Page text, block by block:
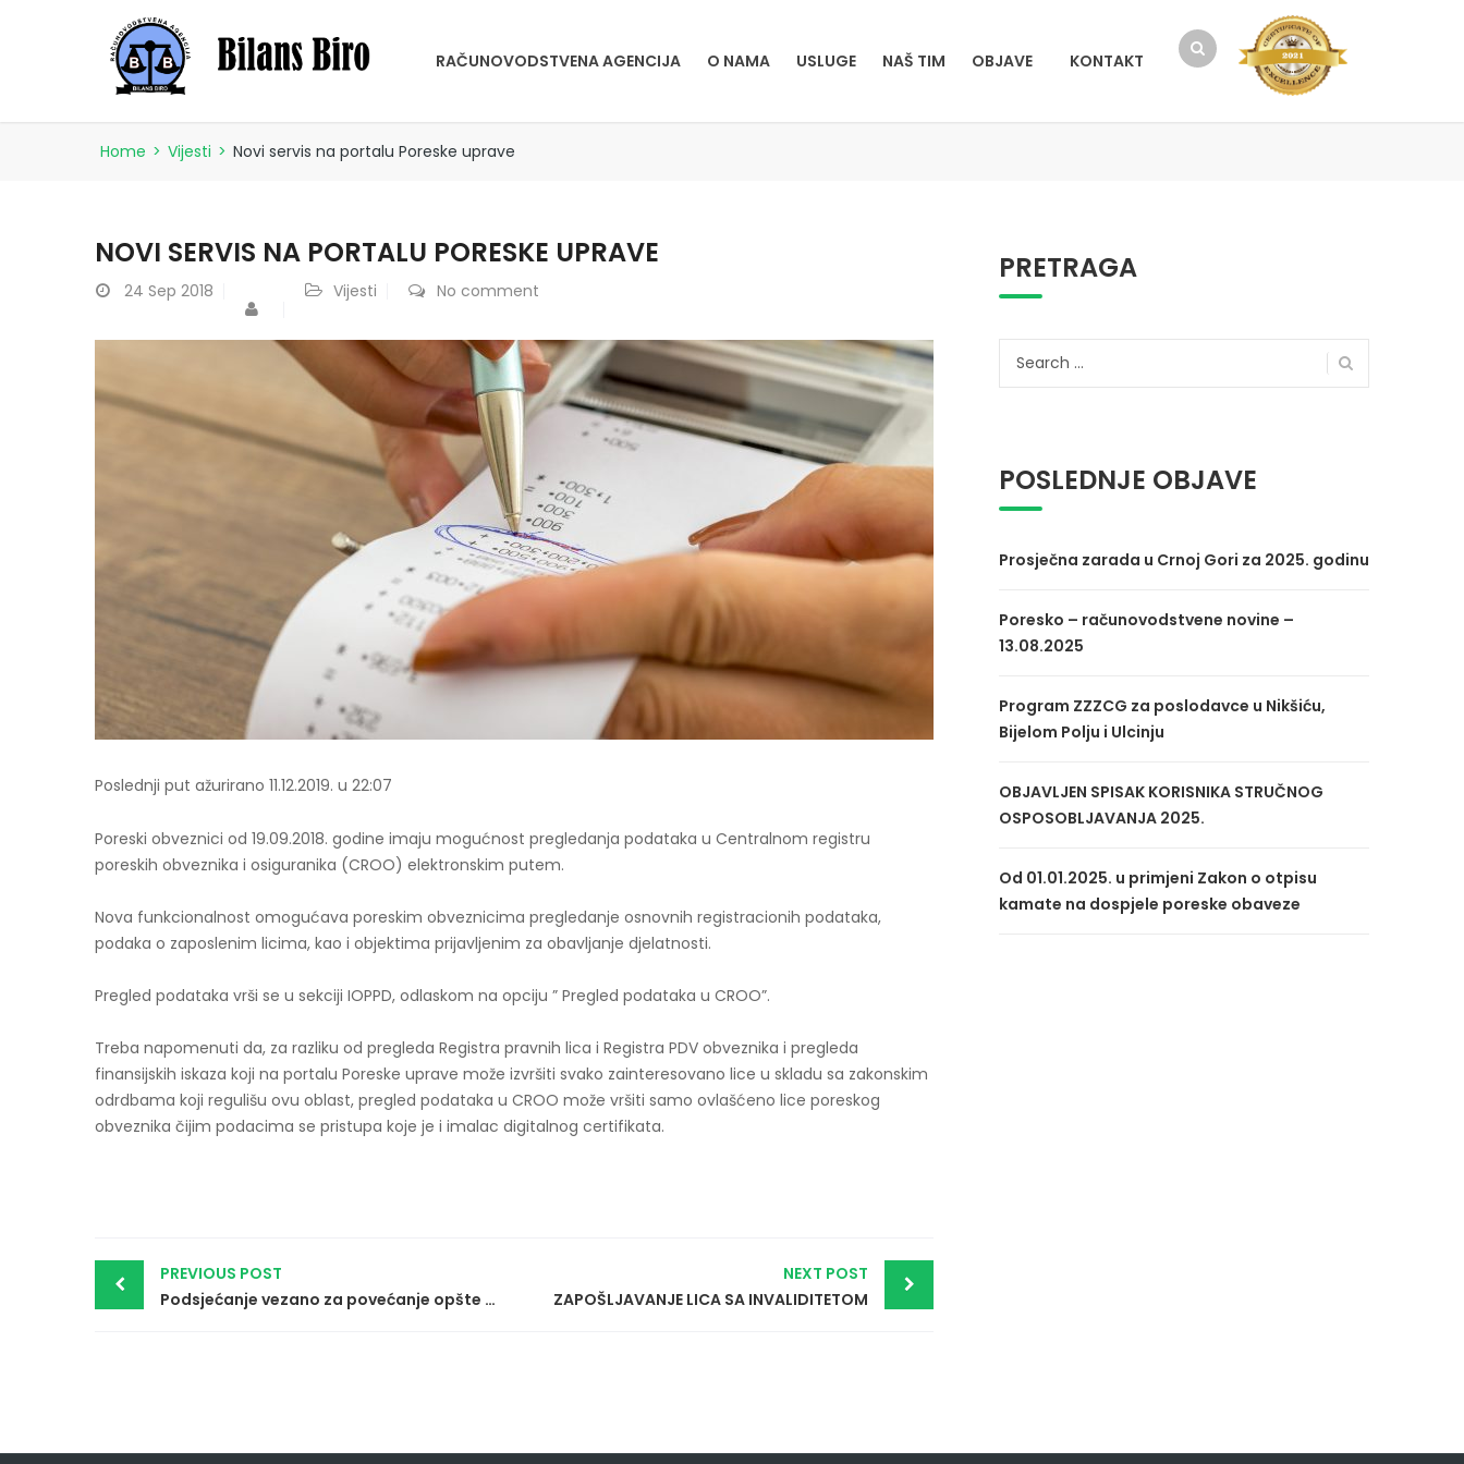
RAČUNOVODSTVENA AGENCIJA O NAMA USLUGE NAŠ TIM OBJAVE KONTAKT
Home > Vijesti > Novi servis na portalu Poreske uprave
NOVI SERVIS NA PORTALU PORESKE UPRAVE
24 Sep 2018 Vijesti No comment
Poslednji put ažurirano 11.12.2019. u 22:07
Poreski obveznici od 19.09.2018. godine imaju mogućnost pregledanja podataka u Centralnom registru
poreskih obveznika i osiguranika (CROO) elektronskim putem.
Nova funkcionalnost omogućava poreskim obveznicima pregledanje osnovnih registracionih podataka,
podaka o zaposlenim licima, kao i objektima prijavljenim za obavljanje djelatnosti.
Pregled podataka vrši se u sekciji IOPPD, odlaskom na opciju ” Pregled podataka u CROO”.
Treba napomenuti da, za razliku od pregleda Registra pravnih lica i Registra PDV obveznika i pregleda
finansijskih iskaza koji na portalu Poreske uprave može izvršiti svako zainteresovano lice u skladu sa zakonskim
odrdbama koji regulišu ovu oblast, pregled podataka u CROO može vršiti samo ovlašćeno lice poreskog
obveznika čijim podacima se pristupa koje je i imalac digitalnog certifikata.
Post
navigation
PREVIOUS POST
Podsjećanje vezano za povećanje opšte stope PDV-a
NEXT POST
ZAPOŠLJAVANJE LICA SA INVALIDITETOM
PRETRAGA
POSLEDNJE OBJAVE
Prosječna zarada u Crnoj Gori za 2025. godinu
Poresko – računovodstvene novine –
13.08.2025
Program ZZZCG za poslodavce u Nikšiću,
Bijelom Polju i Ulcinju
OBJAVLJEN SPISAK KORISNIKA STRUČNOG
OSPOSOBLJAVANJA 2025.
Od 01.01.2025. u primjeni Zakon o otpisu
kamate na dospjele poreske obaveze